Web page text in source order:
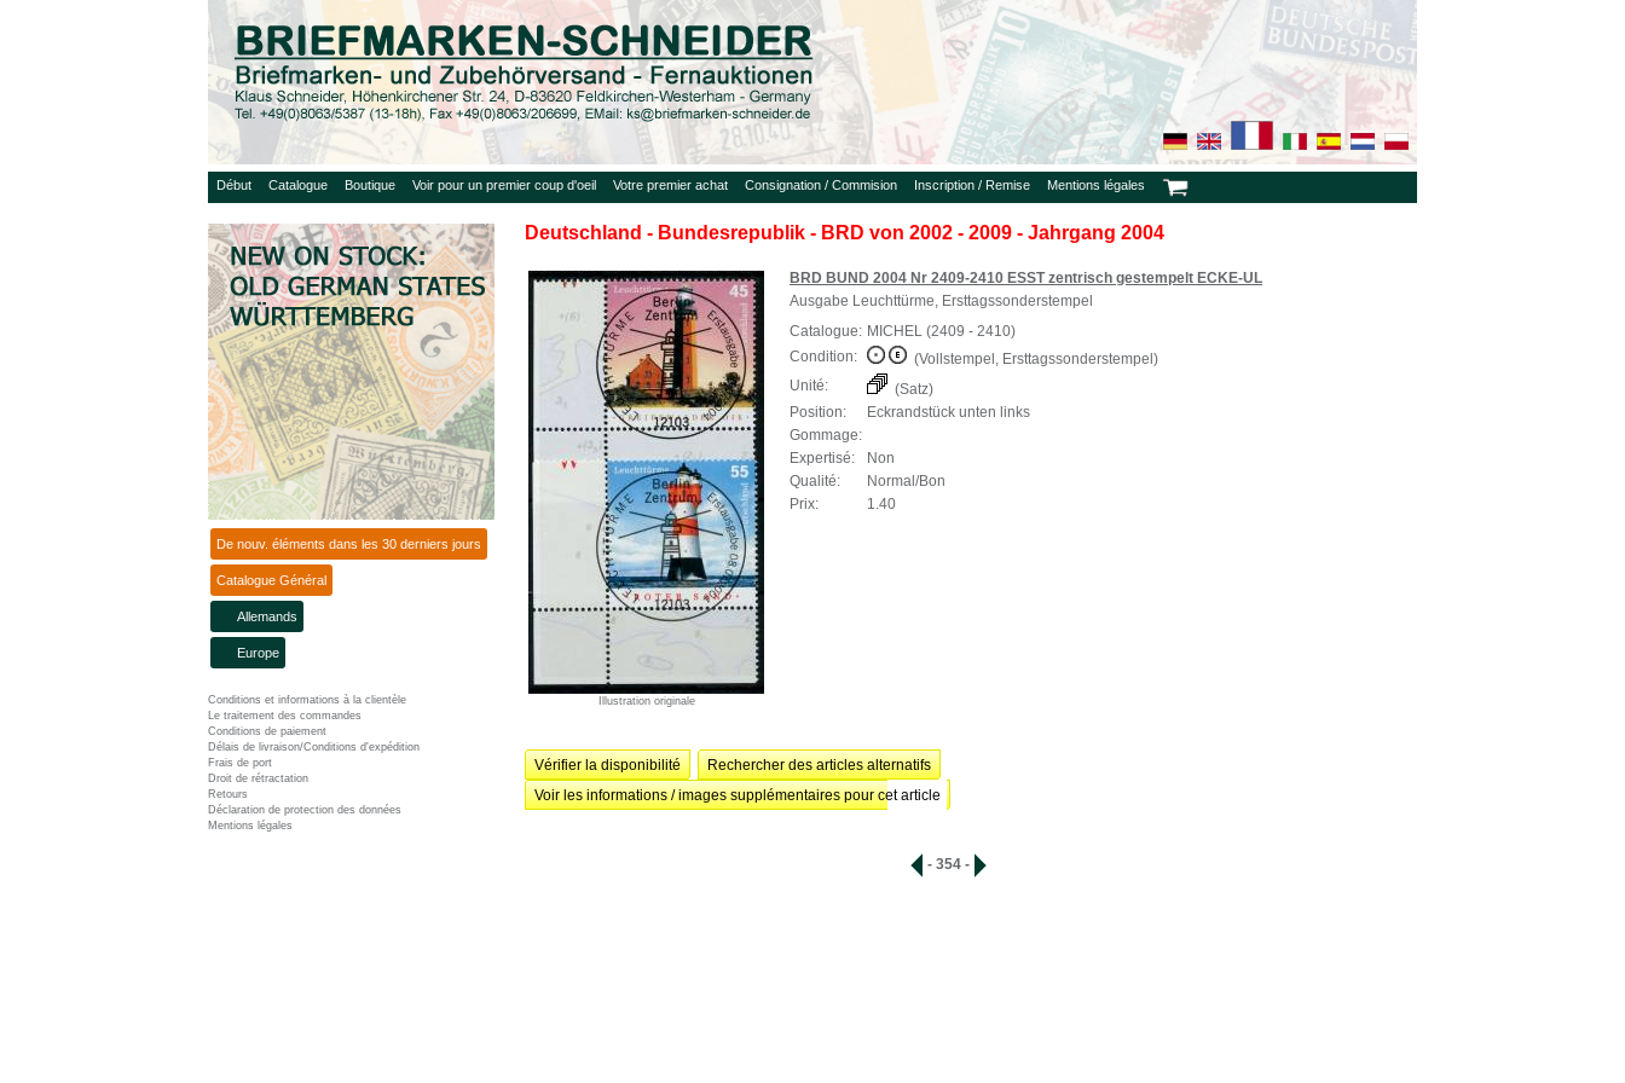
Début Catalogue Boutique Voir pour un premier coup d'oeil Votre premier achat Consignation / Commision Inscription / Remise Mentions légales
De nouv. éléments dans les 30 derniers jours
Catalogue Général
Allemands
Europe
Conditions et informations à la clientèle
Le traitement des commandes
Conditions de paiement
Délais de livraison/Conditions d'expédition
Frais de port
Droit de rétractation
Retours
Déclaration de protection des données
Mentions légales
Deutschland - Bundesrepublik - BRD von 2002 - 2009 - Jahrgang 2004
Illustration originale
BRD BUND 2004 Nr 2409-2410 ESST zentrisch gestempelt ECKE-UL
Ausgabe Leuchttürme, Ersttagssonderstempel
Catalogue: MICHEL (2409 - 2410)
Condition:
(Vollstempel, Ersttagssonderstempel)
Unité:
(Satz)
Position:
Eckrandstück unten links
Gommage:
Expertisé:
Non
Qualité:
Normal/Bon
Prix:
1.40
Vérifier la disponibilité
Rechercher des articles alternatifs
Voir les informations / images supplémentaires pour cet article
- 354 -